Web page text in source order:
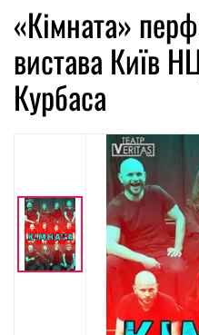
«Кімната»
вистава Київ
Курбаса